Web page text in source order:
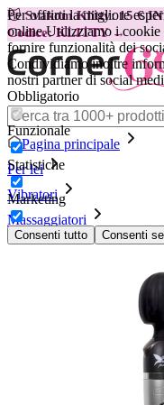
Per offrirti la migliore
online.Utilizziamo i cookie
fornire funzionalità dei
Condividiamo inoltre
nostri partner di social
Obbligatorio
Funzionale
Statistiche
Marketing
Consenti tutto Consenti
😽Svakom Klitty: 15 €
Codice: KLITTY →
Pagina principale
Per lei
Vibratori
Massaggiatori
Vibratore per Massaggi